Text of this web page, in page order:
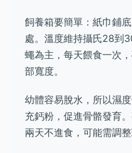
飼養箱要簡單：紙巾鋪
處。溫度維持攝氏28到
蠅為主，每天餵食一次
部寬度。
幼體容易脫水，所以濕
充鈣粉，促進骨骼發育
兩天不進食，可能需調整